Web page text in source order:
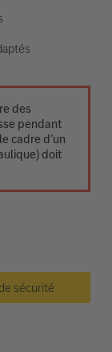
des
pendant
cadre d’un
doit
sécurité